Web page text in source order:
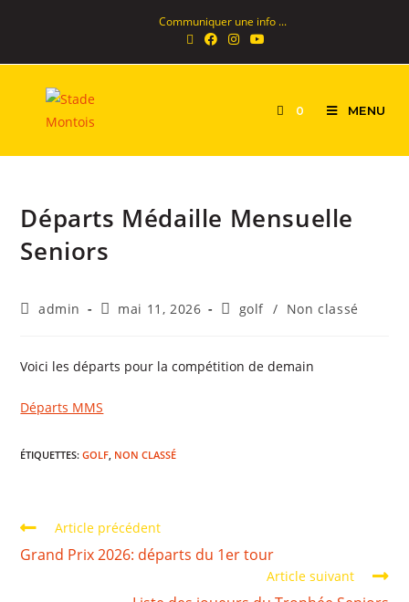
Communiquer une info ...
0 MENU
Départs Médaille Mensuelle
Seniors
admin mai 11, 2026 golf / Non classé
Voici les départs pour la compétition de demain
Départs MMS
ÉTIQUETTES:GOLF, NON CLASSÉ
Article précédent
Grand Prix 2026: départs du 1er tour
Article suivant